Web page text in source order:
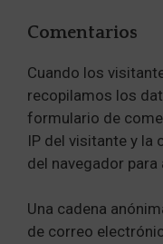
Comentarios
Cuando los
recopilamos los
formulario de
IP del visitante y la
del navegador para
Una cadena
de correo